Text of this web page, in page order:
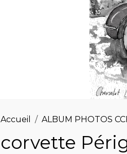
Accueil ALBUM PHOTOS
corvette